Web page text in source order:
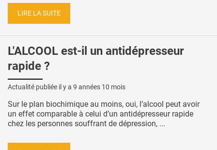
LIRE LA SUITE
L'ALCOOL est-il un antidépresseur
rapide ?
Actualité publiée il y a 9 années 10 mois
Sur le plan biochimique au moins, oui, l’alcool peut avoir
un effet comparable à celui d’un antidépresseur rapide
chez les personnes souffrant de dépression, ...